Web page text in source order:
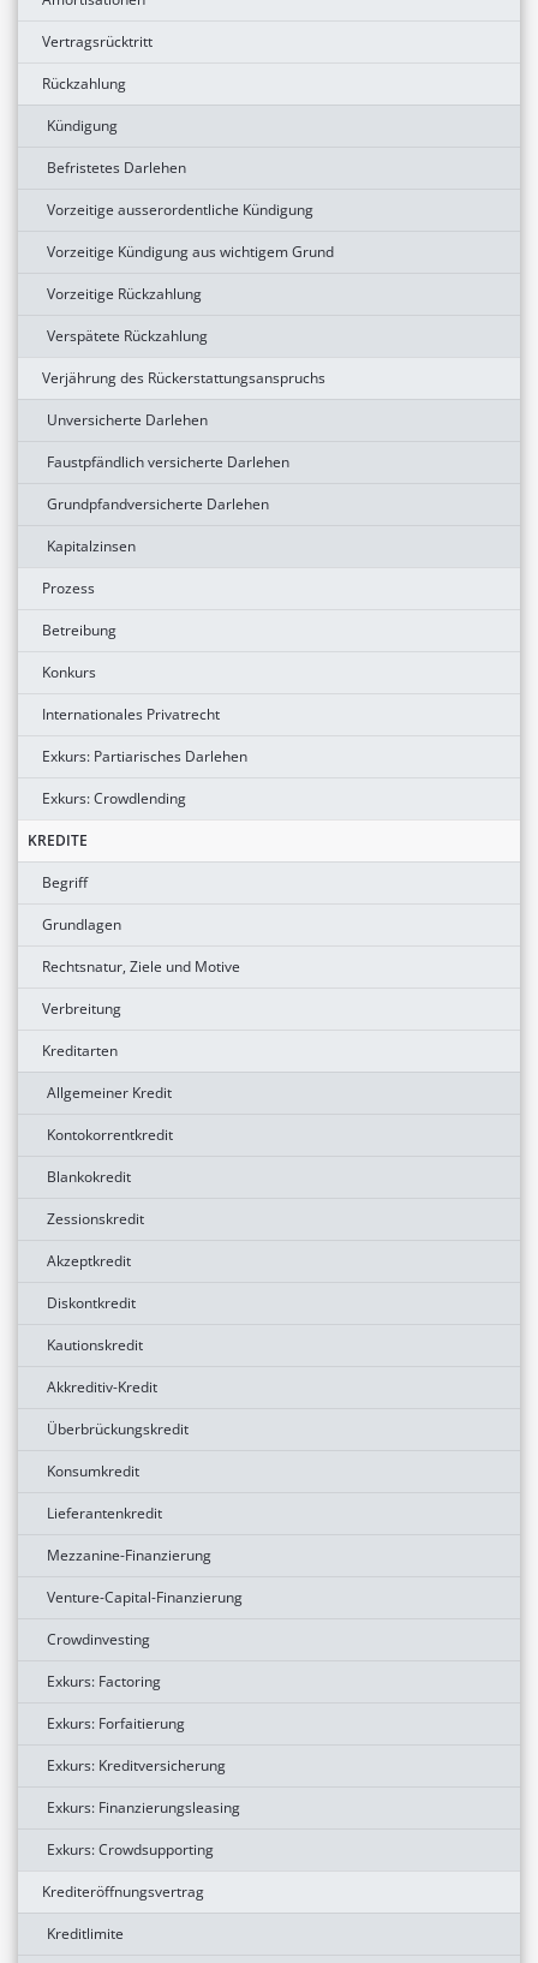
Vertragsrücktritt
Rückzahlung
Kündigung
Befristetes Darlehen
Vorzeitige ausserordentliche Kündigung
Vorzeitige Kündigung aus wichtigem Grund
Vorzeitige Rückzahlung
Verspätete Rückzahlung
Verjährung des Rückerstattungsanspruchs
Unversicherte Darlehen
Faustpfändlich versicherte Darlehen
Grundpfandversicherte Darlehen
Kapitalzinsen
Prozess
Betreibung
Konkurs
Internationales Privatrecht
Exkurs: Partiarisches Darlehen
Exkurs: Crowdlending
KREDITE
Begriff
Grundlagen
Rechtsnatur, Ziele und Motive
Verbreitung
Kreditarten
Allgemeiner Kredit
Kontokorrentkredit
Blankokredit
Zessionskredit
Akzeptkredit
Diskontkredit
Kautionskredit
Akkreditiv-Kredit
Überbrückungskredit
Konsumkredit
Lieferantenkredit
Mezzanine-Finanzierung
Venture-Capital-Finanzierung
Crowdinvesting
Exkurs: Factoring
Exkurs: Forfaitierung
Exkurs: Kreditversicherung
Exkurs: Finanzierungsleasing
Exkurs: Crowdsupporting
Krediteröffnungsvertrag
Kreditlimite